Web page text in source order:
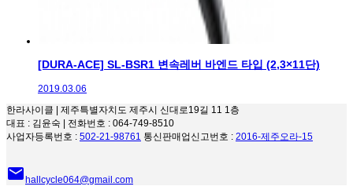
[DURA-ACE] SL-BSR1 변속레버 바엔드 타입 (2,3×11단)
2019.03.06
한라사이클 | 제주특별자치도 제주시 신대로19길 11 1층
대표 : 김윤숙 | 전화번호 : 064-749-8510
사업자등록번호 : 502-21-98761 통신판매업신고번호 : 2016-제주오라-15
email hallcycle064@gmail.com